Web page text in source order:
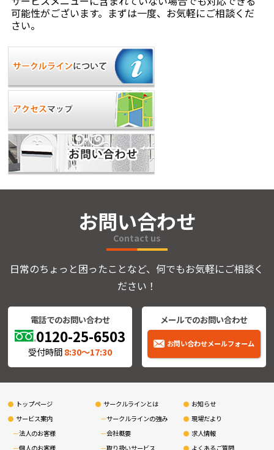
可能性がございます。まずは一度、お気軽にご相談くだ
さい。
お問い合わせ
Contact us
日常のちょっと困ったことなど、何でもお気軽にご相談く
ださい！
電話でのお問い合わせ
0120-25-6503
受付時間8:30〜17:30
メールでのお問い合わせ
お問い合わせメールフォーム
トップページ
サービス案内
法人のお客様
個人のお客様
サークルラインとは
サークルラインの強み
会社概要
取り扱いサービス
お知らせ
現場だより
求人情報
よくあるご質問